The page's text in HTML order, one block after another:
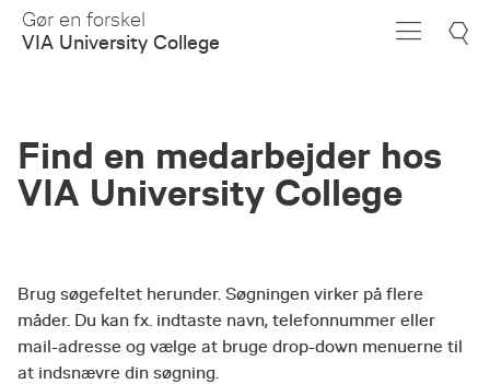
Skip
Main
Gør en forskel
VIA University College
Find en medarbejder hos
VIA University College
Brug søgefeltet herunder. Søgningen virker på flere
måder. Du kan fx. indtaste navn, telefonnummer eller
mail-adresse og vælge at bruge drop-down menuerne til
at indsnævre din søgning.